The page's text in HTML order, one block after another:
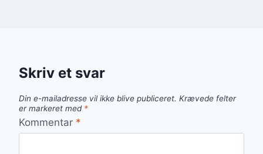
Skriv et svar
Din e-mailadresse vil ikke blive publiceret. Krævede felter
er markeret med *
Kommentar *